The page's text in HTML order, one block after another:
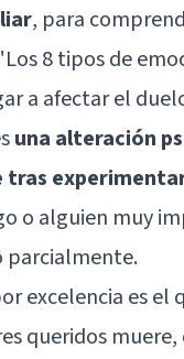
, para
Los 8 tipos de
a afectar el
una alteración
tras
o alguien muy
parcialmente.
excelencia es el
queridos